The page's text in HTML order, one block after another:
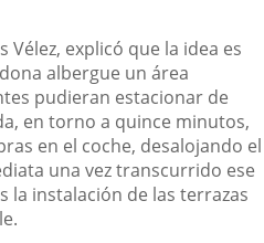
Vélez, explicó que la idea es
albergue un área
pudieran estacionar de
en torno a quince minutos,
en el coche, desalojando el
una vez transcurrido ese
la instalación de las terrazas